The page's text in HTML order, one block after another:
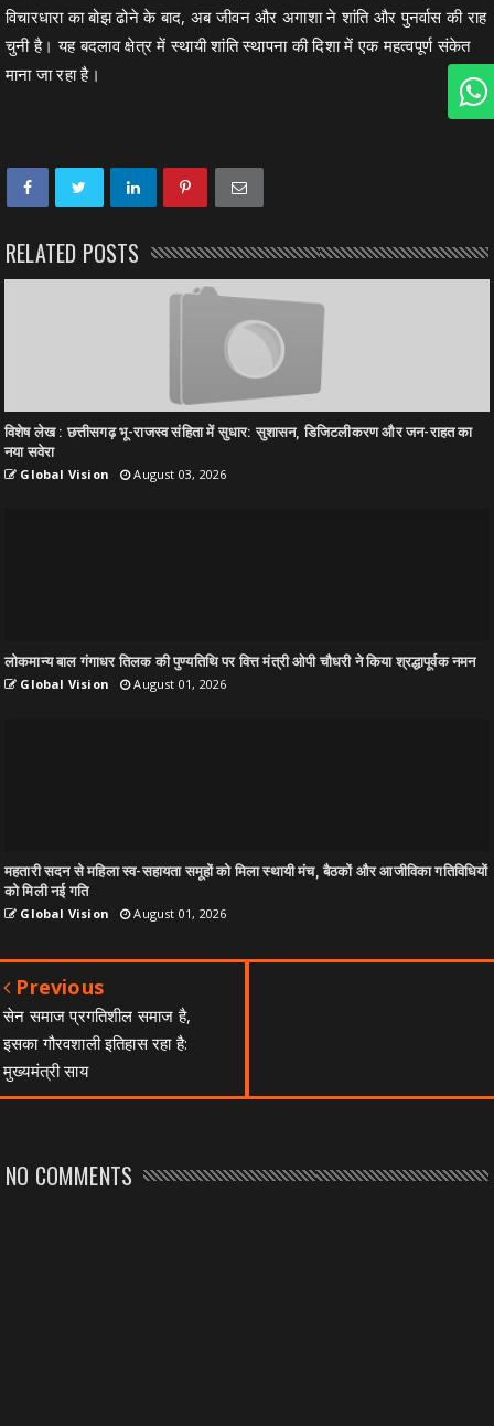
विचारधारा का बोझ ढोने के बाद, अब जीवन और अगाशा ने शांति और पुनर्वास की राह
चुनी है। यह बदलाव क्षेत्र में स्थायी शांति स्थापना की दिशा में एक महत्वपूर्ण संकेत
माना जा रहा है।
RELATED POSTS
विशेष लेख : छत्तीसगढ़ भू-राजस्व संहिता में सुधार: सुशासन, डिजिटलीकरण और जन-राहत का
नया सवेरा
Global Vision August 03, 2026
लोकमान्य बाल गंगाधर तिलक की पुण्यतिथि पर वित्त मंत्री ओपी चौधरी ने किया श्रद्धापूर्वक नमन
Global Vision August 01, 2026
महतारी सदन से महिला स्व-सहायता समूहों को मिला स्थायी मंच, बैठकों और आजीविका गतिविधियों
को मिली नई गति
Global Vision August 01, 2026
Previous
सेन समाज प्रगतिशील समाज है,
इसका गौरवशाली इतिहास रहा है:
मुख्यमंत्री साय
NO COMMENTS